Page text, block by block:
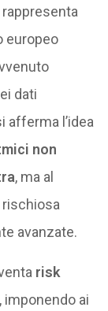
europeo
dati
afferma l’idea
non
, ma al
avanzate.
risk
imponendo ai